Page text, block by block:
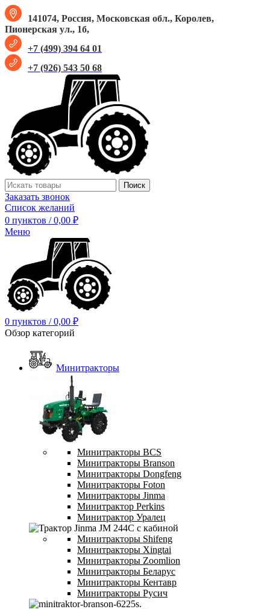
141074, Россия, Московская обл., Королев,
Пионерская ул., 1б,
+7 (499) 394 64 01
+7 (926) 543 50 68
Поиск
Заказать звонок
Список желаний
0 пунктов / 0,00 ₽
Меню
0 пунктов / 0,00 ₽
Обзор категорий
Минитракторы
Минитракторы BCS
Минитракторы Branson
Минитракторы Dongfeng
Минитракторы Foton
Минитракторы Jinma
Минитрактор Perkins
Минитрактор Уралец
Минитракторы Shifeng
Минитракторы Xingtai
Минитракторы Zoomlion
Минитракторы Беларус
Минитракторы Кентавр
Минитракторы Русич